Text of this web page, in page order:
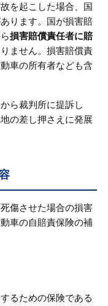
を起こした場合、国
ります。国が損害賠
損害賠償責任者に賠
ません。損害賠償責
車の所有者なども含
ら裁判所に提訴し
の差し押さえに発展
傷させた場合の損害
車の自賠責保険の補
るための保険である